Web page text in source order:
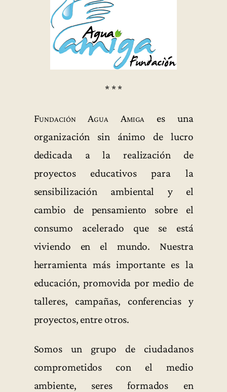
* * *
Fundación Agua Amiga es una
organización sin ánimo de lucro
dedicada a la realización de
proyectos educativos para la
sensibilización ambiental y el
cambio de pensamiento sobre el
consumo acelerado que se está
viviendo en el mundo. Nuestra
herramienta más importante es la
educación, promovida por medio de
talleres, campañas, conferencias y
proyectos, entre otros.
Somos un grupo de ciudadanos
comprometidos con el medio
ambiente, seres formados en